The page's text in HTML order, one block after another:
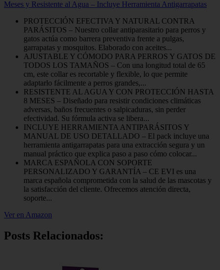
Meses y Resistente al Agua – Incluye Herramienta Antigarrapatas
PROTECCIÓN EFECTIVA Y NATURAL CONTRA
PARÁSITOS – Nuestro collar antiparasitario para perros y
gatos actúa como barrera preventiva frente a pulgas,
garrapatas y mosquitos. Elaborado con aceites...
AJUSTABLE Y CÓMODO PARA PERROS Y GATOS DE
TODOS LOS TAMAÑOS – Con una longitud total de 65
cm, este collar es recortable y flexible, lo que permite
adaptarlo fácilmente a perros grandes,...
RESISTENTE AL AGUA Y CON PROTECCIÓN HASTA
8 MESES – Diseñado para resistir condiciones climáticas
adversas, baños frecuentes o salpicaduras, sin perder
efectividad. Su fórmula activa se libera...
INCLUYE HERRAMIENTA ANTIPARÁSITOS Y
MANUAL DE USO DETALLADO – El pack incluye una
herramienta antigarrapatas para una extracción segura y un
manual práctico que explica paso a paso cómo colocar...
MARCA ESPAÑOLA CON SOPORTE
PERSONALIZADO Y GARANTÍA – CE EVI es una
marca española comprometida con la salud de las mascotas y
la satisfacción del cliente. Ofrecemos atención directa,
soporte...
Ver en Amazon
Posts Relacionados: